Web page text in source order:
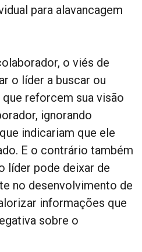
para alavancagem
o viés de
o líder a buscar ou
reforcem sua visão
ignorando
indicariam que ele
E o contrário também
líder pode deixar de
no desenvolvimento de
informações que
sobre o